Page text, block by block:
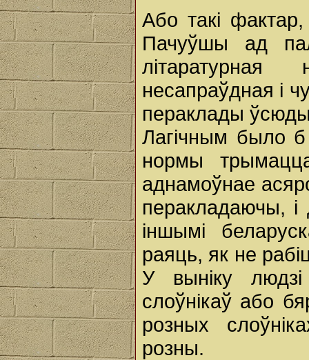
Або такі
Пачуўшы ад
несапраўдная і
пераклады
Лагічным было
нормы
аднамоўнае
перакладаючы,
іншымі
раяць, як не
У выніку людзі
слоўнікаў або
розных
розны.